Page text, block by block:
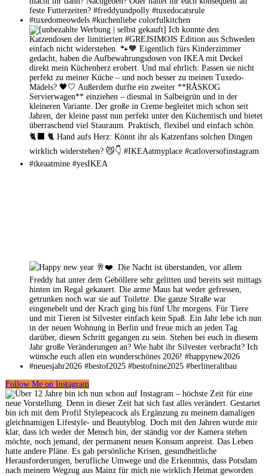
Follow Me on Instagram